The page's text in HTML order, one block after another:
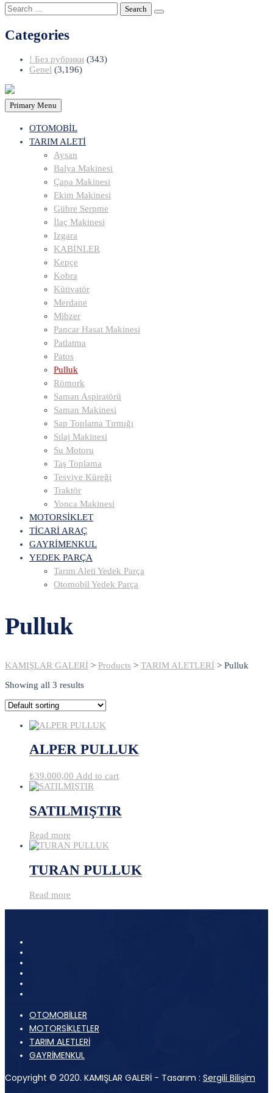
Search
for:
Categories
! Без рубрики (343)
Genel (3,196)
Primary Menu
OTOMOBİL
TARIM ALETİ
Aysan
Balya Makinesi
Çapa Makinesi
Ekim Makinesi
Gübre Serpme
İlaç Makinesi
Izgara
KABİNLER
Kepçe
Kobra
Kütivatör
Merdane
Mibzer
Pancar Hasat Makinesi
Patlatma
Patos
Pulluk
Römork
Saman Aspiratörü
Saman Makinesi
Sap Toplama Tırmığı
Sılaj Makinesi
Su Motoru
Taş Toplama
Tesviye Küreği
Traktör
Yonca Makinesi
MOTORSİKLET
TİCARİ ARAÇ
GAYRİMENKUL
YEDEK PARÇA
Tarım Aleti Yedek Parça
Otomobil Yedek Parça
Pulluk
KAMIŞLAR GALERİ > Products > TARIM ALETLERİ > Pulluk
Showing all 3 results
ALPER PULLUK
₺39.000,00 Add to cart
SATILMIŞTIR
Read more
TURAN PULLUK
Read more
OTOMOBİLLER
MOTORSİKLETLER
TARIM ALETLERİ
GAYRİMENKUL
Copyright © 2020. KAMIŞLAR GALERİ - Tasarım : Sergili Bilişim